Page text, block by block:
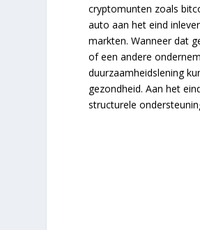
cryptomunten zoals
auto aan het eind
markten. Wanneer dat
of een andere
duurzaamheidslening
gezondheid. Aan het
structurele